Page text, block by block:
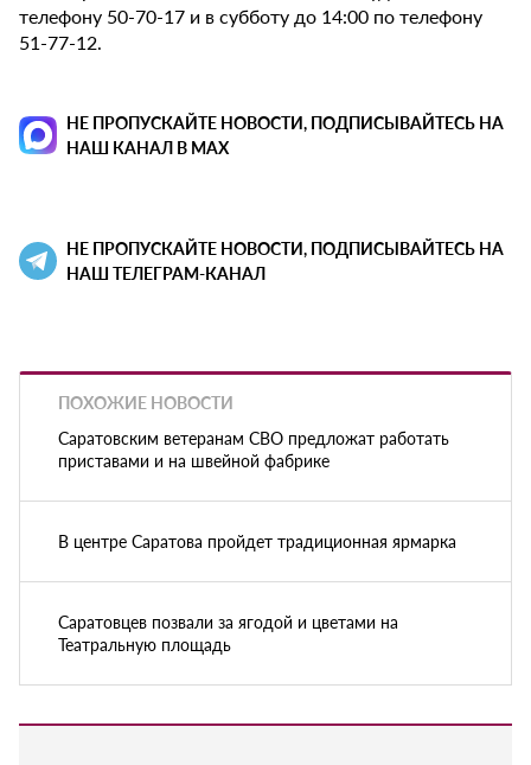
телефону 50-70-17 и в субботу до 14:00 по телефону
51-77-12.
НЕ ПРОПУСКАЙТЕ НОВОСТИ, ПОДПИСЫВАЙТЕСЬ НА
НАШ КАНАЛ В MAX
НЕ ПРОПУСКАЙТЕ НОВОСТИ, ПОДПИСЫВАЙТЕСЬ НА
НАШ ТЕЛЕГРАМ-КАНАЛ
ПОХОЖИЕ НОВОСТИ
Саратовским ветеранам СВО предложат работать
приставами и на швейной фабрике
В центре Саратова пройдет традиционная ярмарка
Саратовцев позвали за ягодой и цветами на
Театральную площадь